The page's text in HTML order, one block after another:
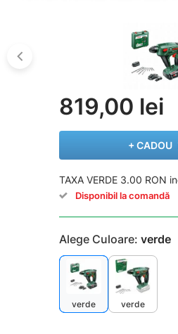
819,00 lei
+ CADOU
TAXA VERDE 3.00 RON
Disponibil la comandă
Alege Culoare: verde
verde verde